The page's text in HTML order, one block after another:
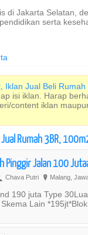
di Jakarta Selatan,
serta
Iklan Jual Beli Rumah
isi iklan. Harap
content iklan
Rumah 3BR,
Pinggir Jalan 100
Chava Putri ? Malang,
190 juta Type
Lain